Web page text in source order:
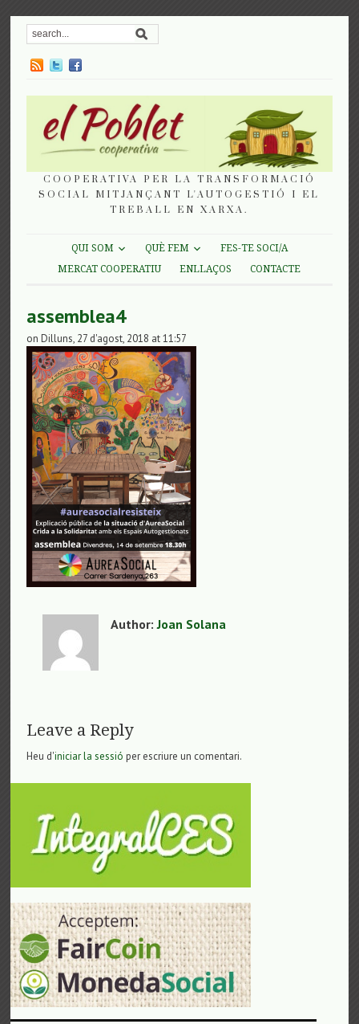
COOPERATIVA PER LA TRANSFORMACIÓ
SOCIAL MITJANÇANT L'AUTOGESTIÓ I EL
TREBALL EN XARXA.
QUI SOM QUÈ FEM
FES-TE SOCI/A
MERCAT COOPERATIU
ENLLAÇOS CONTACTE
assemblea4
on Dilluns, 27 d'agost, 2018 at 11:57
Author:Joan Solana
Leave a Reply
Heu d'iniciar la sessió per escriure un comentari.